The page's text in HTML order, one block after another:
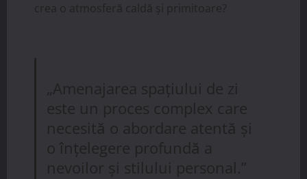
crea o atmosferă caldă și primitoare?
„Amenajarea spațiului de zi
este un proces complex care
necesită o abordare atentă și
o înțelegere profundă a
nevoilor și stilului personal.”